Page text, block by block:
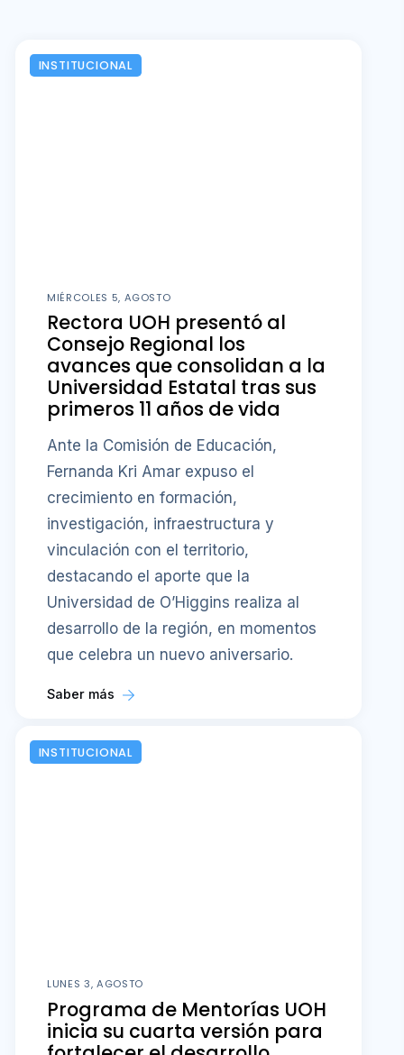
INSTITUCIONAL
MIÉRCOLES 5, AGOSTO
Rectora UOH presentó al
Consejo Regional los
avances que consolidan a la
Universidad Estatal tras sus
primeros 11 años de vida
Ante la Comisión de Educación,
Fernanda Kri Amar expuso el
crecimiento en formación,
investigación, infraestructura y
vinculación con el territorio,
destacando el aporte que la
Universidad de O’Higgins realiza al
desarrollo de la región, en momentos
que celebra un nuevo aniversario.
Saber más
INSTITUCIONAL
LUNES 3, AGOSTO
Programa de Mentorías UOH
inicia su cuarta versión para